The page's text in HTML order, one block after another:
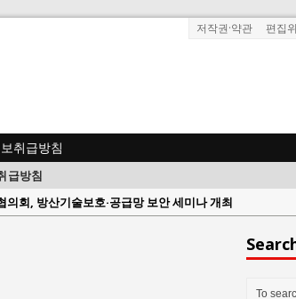
저작권·약관 편집
취급방침
급방침
의회, 방산기술보호·공급망 보안 세미나 개최